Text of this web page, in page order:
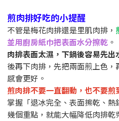
煎肉排好吃的小提醒
不管是梅花肉排還是里肌肉排，
並用廚房紙巾把表面水分擦乾 。
肉排表面太濕，下鍋後容易先
後再下肉排，先把兩面煎上色
感會更好。
煎肉排不要一直翻動，也不要煎
掌握「退冰完全、表面擦乾、
幾個重點，就能大幅降低肉排乾